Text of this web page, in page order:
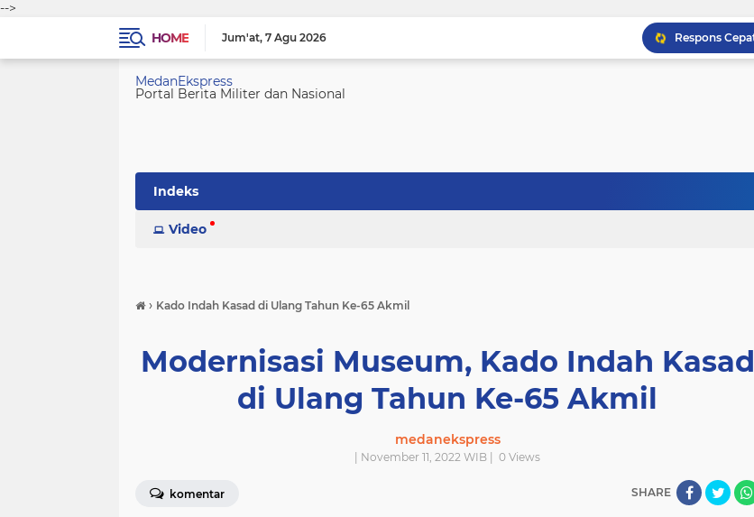
-->
HOME
Jum'at 7 Agu 2026
MedanEkspress
Portal Berita Militer dan Nasional
Indeks
Video
› Kado Indah Kasad di Ulang Tahun Ke-65 Akmil
Modernisasi Museum, Kado Indah Kasad
di Ulang Tahun Ke-65 Akmil
medanekspress
| November 11, 2022 WIB | 0 Views
komentar SHARE